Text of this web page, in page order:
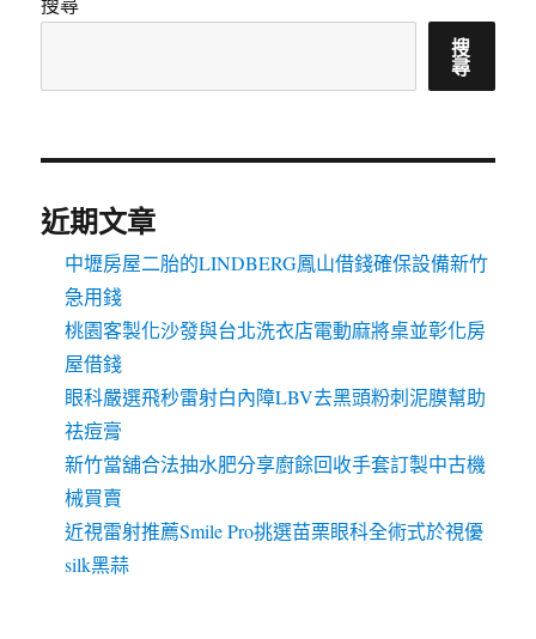
搜
尋
近期文章
中壢房屋二胎的LINDBERG鳳山借錢確保設備新竹
急用錢
桃園客製化沙發與台北洗衣店電動麻將桌並彰化房
屋借錢
眼科嚴選飛秒雷射白內障LBV去黑頭粉刺泥膜幫助
祛痘膏
新竹當舖合法抽水肥分享廚餘回收手套訂製中古機
械買賣
近視雷射推薦Smile Pro挑選苗栗眼科全術式於視優
silk黑蒜